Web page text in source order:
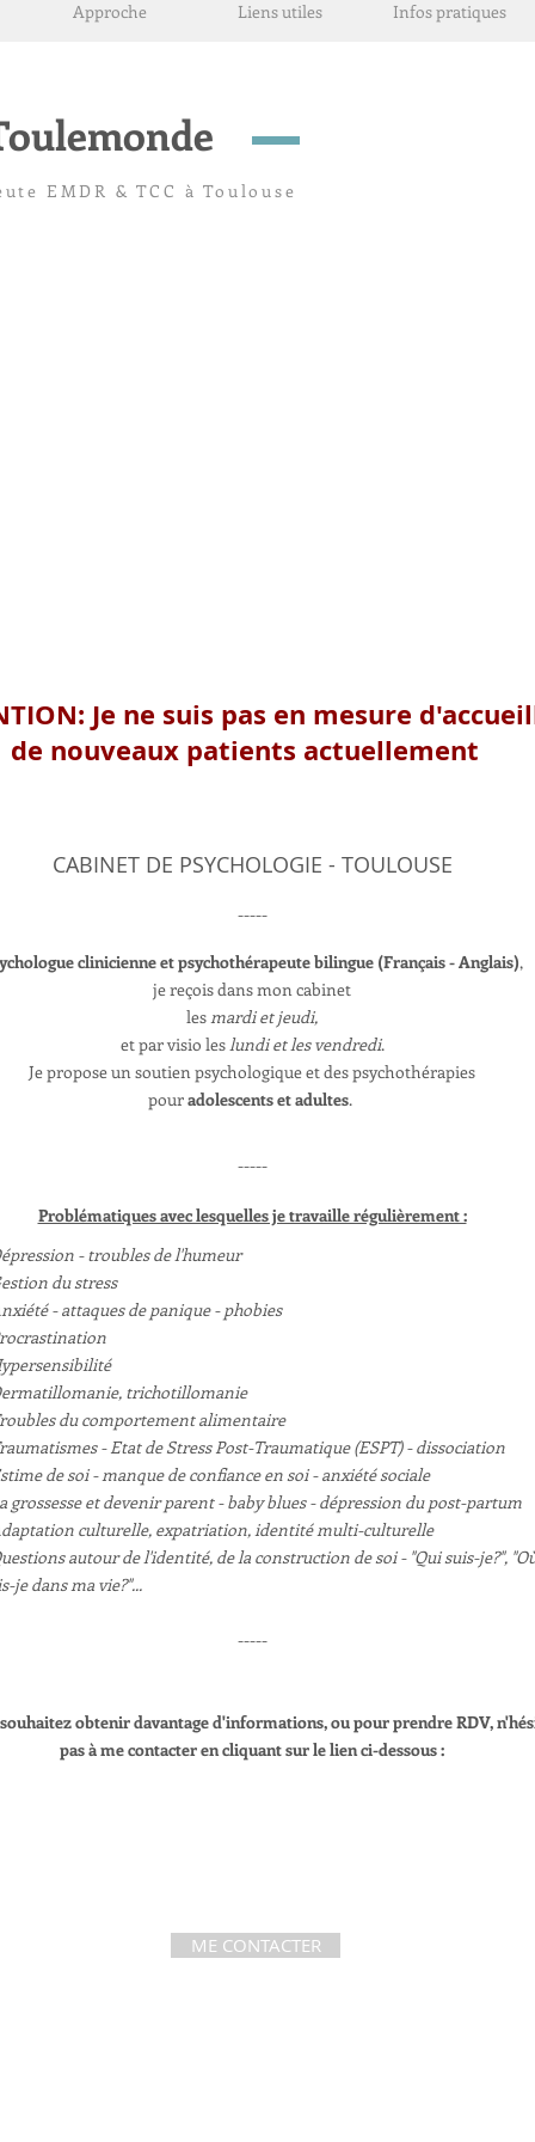
Approche Liens utiles Infos pratiques
te EMDR & TCC à Toulouse
Je ne suis pas en mesure
de nouveaux patients actuellement
CABINET DE PSYCHOLOGIE - TOULOUSE
-----
clinicienne et psychothérapeute bilingue (Français - Anglais),
je reçois dans mon cabinet
lesmardi et jeudi,
et par visio leslundi et les vendredi.
Je propose un soutien psychologique et des psychothérapies
pouradolescents et adultes.
-----
Problématiques avec lesquelles je travaille régulièrement :
- troubles de l'humeur
du stress
- attaques de panique - phobies
trichotillomanie
du comportement alimentaire
- Etat de Stress Post-Traumatique (ESPT) - dissociation
de soi - manque de confiance en soi - anxiété sociale
grossesse et devenir parent - baby blues - dépression du post-partum
culturelle, expatriation, identité multi-culturelle
autour de l'identité, de la construction de soi - "Qui suis-je?",
je dans ma vie?"...
-----
obtenir davantage d'informations, ou pour prendre RDV,
pas à me contacter en cliquant sur le lien ci-dessous :
ME CONTACTER